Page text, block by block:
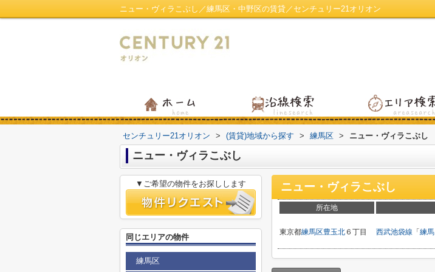
ニュー・ヴィラこぶし／練馬区・中野区の賃貸／センチュリー21オリオン
センチュリー21オリオン > (賃貸)地域から探す > 練馬区 > ニュー・ヴィラこぶし
ニュー・ヴィラこぶし
ニュー・ヴィラこぶし
所在地
東京都練馬区豊玉北 ６丁目 西武池袋線 「 練馬
▼ご希望の物件をお探しします
同じエリアの物件
練馬区